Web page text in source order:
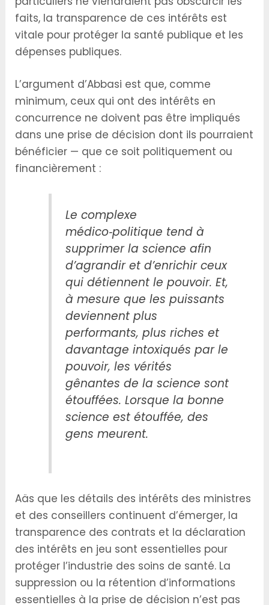
faits, la transparence de ces intérêts est
vitale pour protéger la santé publique et les
dépenses publiques.
L’argument d’Abbasi est que, comme
minimum, ceux qui ont des intérêts en
concurrence ne doivent pas être impliqués
dans une prise de décision dont ils pourraient
bénéficier — que ce soit politiquement ou
financièrement :
Le complexe
médico‑politique tend à
supprimer la science afin
d’agrandir et d’enrichir ceux
qui détiennent le pouvoir. Et,
à mesure que les puissants
deviennent plus
performants, plus riches et
davantage intoxiqués par le
pouvoir, les vérités
gênantes de la science sont
étouffées. Lorsque la bonne
science est étouffée, des
gens meurent.
Aäs que les détails des intérêts des ministres
et des conseillers continuent d’émerger, la
transparence des contrats et la déclaration
des intérêts en jeu sont essentielles pour
protéger l’industrie des soins de santé. La
suppression ou la rétention d’informations
essentielles à la prise de décision n’est pas